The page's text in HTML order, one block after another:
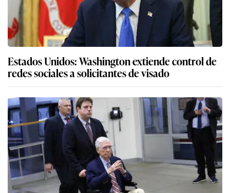
Estados Unidos: Washington extiende control de
redes sociales a solicitantes de visado